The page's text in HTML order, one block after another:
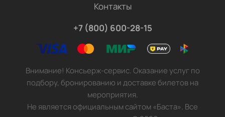
Контакты
+7 (800) 600-28-15
Внимание! Консьерж-сервис. Оказание услуг по
подбору, бронированию и доставке билетов на
мероприятия.
Не является официальным сайтом «Баста». Все